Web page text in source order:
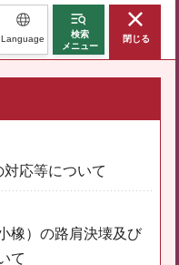
Language
検索
メニュー
閉じる
応等について
橡）の路肩決壊及び
て